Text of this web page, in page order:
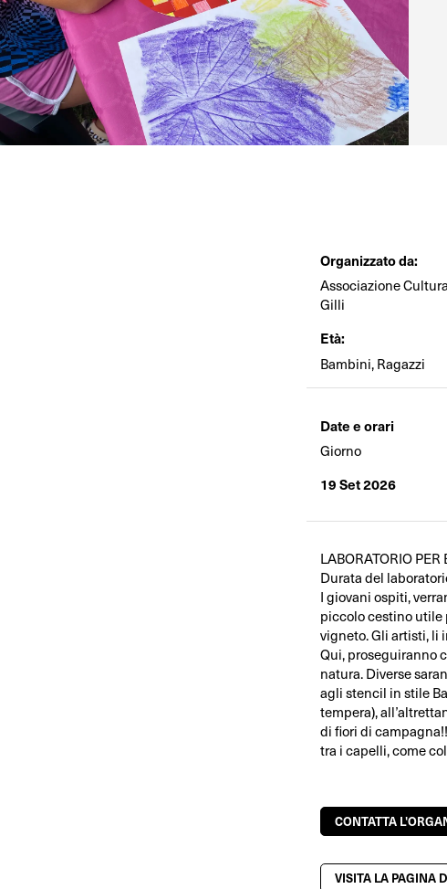
Organizzato da:
Associazione
Gilli
Età:
Bambini, Ragazzi
Date e orari
Giorno
19 Set 2026
LABORATORIO
Durata del
I giovani ospiti,
piccolo cestino utile
vigneto. Gli artisti, li
Qui, proseguiranno
natura. Diverse
agli stencil in stile
tempera),
di fiori di
tra i capelli, come
CONTATTA
VISITA LA PAGINA